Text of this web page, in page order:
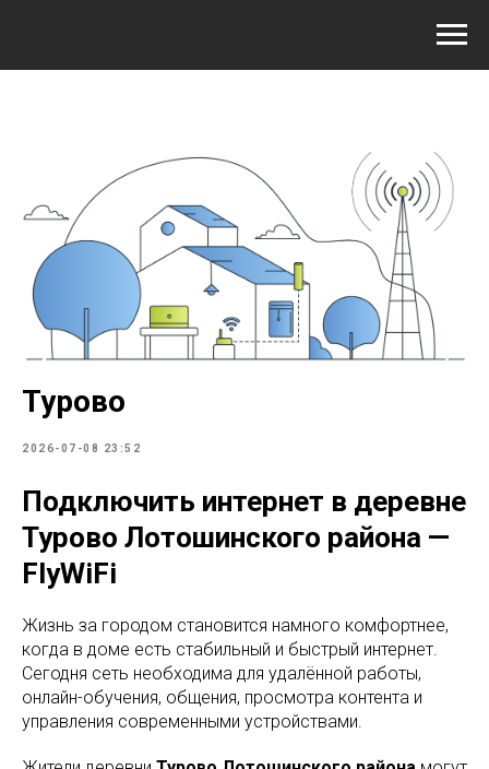
Турово
2026-07-08 23:52
Подключить интернет в деревне
Турово Лотошинского района —
FlyWiFi
Жизнь за городом становится намного комфортнее,
когда в доме есть стабильный и быстрый интернет.
Сегодня сеть необходима для удалённой работы,
онлайн-обучения, общения, просмотра контента и
управления современными устройствами.